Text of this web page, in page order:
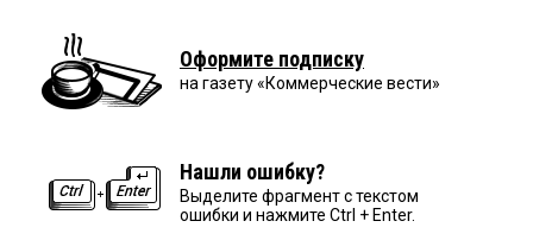
Оформите подписку
на газету «Коммерческие вести»
Нашли ошибку?
Выделите фрагмент с текстом
ошибки и нажмите Ctrl + Enter.